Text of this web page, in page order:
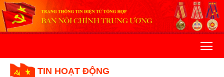
TIN HOẠT ĐỘNG